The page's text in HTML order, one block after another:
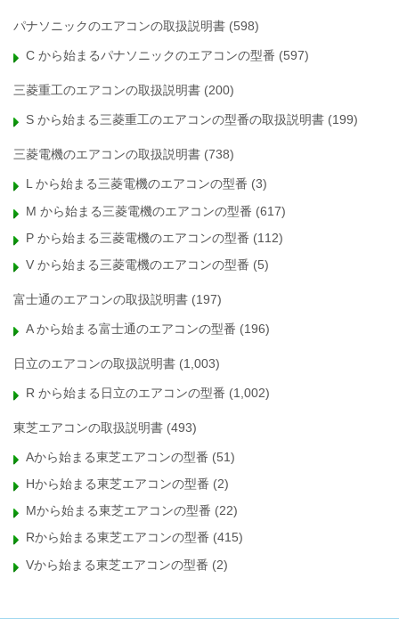
パナソニックのエアコンの取扱説明書 (598)
C から始まるパナソニックのエアコンの型番 (597)
三菱重工のエアコンの取扱説明書 (200)
S から始まる三菱重工のエアコンの型番の取扱説明書 (199)
三菱電機のエアコンの取扱説明書 (738)
L から始まる三菱電機のエアコンの型番 (3)
M から始まる三菱電機のエアコンの型番 (617)
P から始まる三菱電機のエアコンの型番 (112)
V から始まる三菱電機のエアコンの型番 (5)
富士通のエアコンの取扱説明書 (197)
A から始まる富士通のエアコンの型番 (196)
日立のエアコンの取扱説明書 (1,003)
R から始まる日立のエアコンの型番 (1,002)
東芝エアコンの取扱説明書 (493)
Aから始まる東芝エアコンの型番 (51)
Hから始まる東芝エアコンの型番 (2)
Mから始まる東芝エアコンの型番 (22)
Rから始まる東芝エアコンの型番 (415)
Vから始まる東芝エアコンの型番 (2)